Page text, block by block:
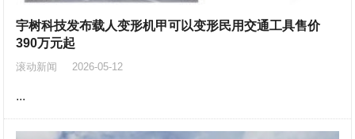
宇树科技发布载人变形机甲可以变形民用交通工具售价
390万元起
滚动新闻 2026-05-12
...